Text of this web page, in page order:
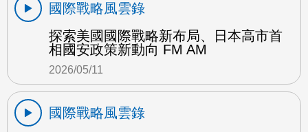
國際戰略風雲錄
探索美國國際戰略新布局、日本高市首
相國安政策新動向 FM AM
2026/05/11
國際戰略風雲錄